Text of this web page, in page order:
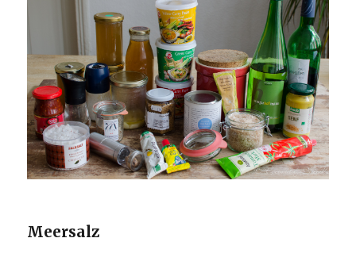
Meersalz